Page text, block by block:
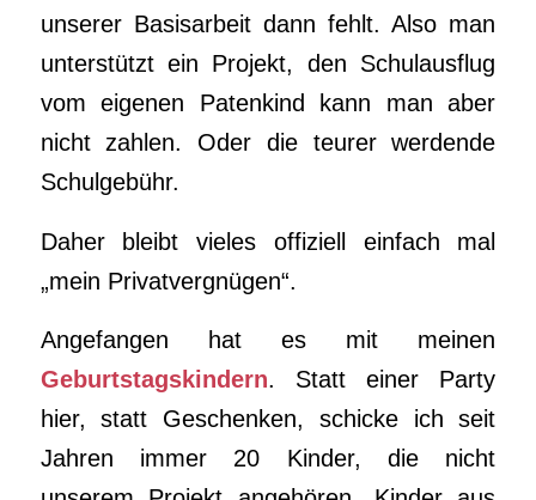
unserer Basisarbeit dann fehlt. Also man
unterstützt ein Projekt, den Schulausflug
vom eigenen Patenkind kann man aber
nicht zahlen. Oder die teurer werdende
Schulgebühr.
Daher bleibt vieles offiziell einfach mal
„mein Privatvergnügen“.
Angefangen hat es mit meinen
Geburtstagskindern. Statt einer Party
hier, statt Geschenken, schicke ich seit
Jahren immer 20 Kinder, die nicht